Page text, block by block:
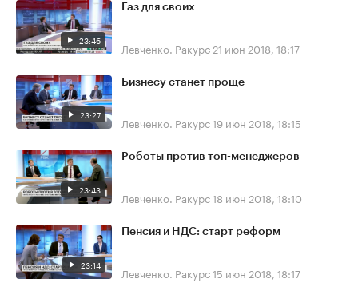
23:46
Газ для своих
Левченко. Ракурс 21 июн 2018, 18:17
23:27
Бизнесу станет проще
Левченко. Ракурс19 июн 2018, 18:15
23:43
Роботы против топ-менеджеров
Левченко. Ракурс18 июн 2018, 18:10
23:14
Пенсия и НДС: старт реформ
Левченко. Ракурс15 июн 2018, 18:17